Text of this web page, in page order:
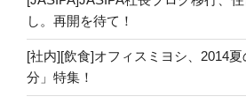
し。再開を待て！
[社内][飲食]オフィスミヨシ、2014
分」特集！